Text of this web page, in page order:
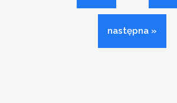
następna »